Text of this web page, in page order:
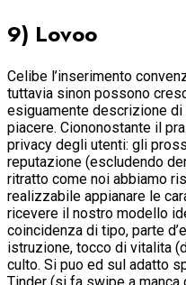
9) Lovoo
Celibe l’inserimento
tuttavia sinon possono
esiguamente descrizione
piacere. Ciononostante il
privacy degli utenti: gli
reputazione (escludendo
ritratto come noi abbiamo
realizzabile appianare le
ricevere il nostro modello
coincidenza di tipo, parte
istruzione, tocco di vitalita
culto. Si puo ed sul adatto
Tinder (si fa swipe a